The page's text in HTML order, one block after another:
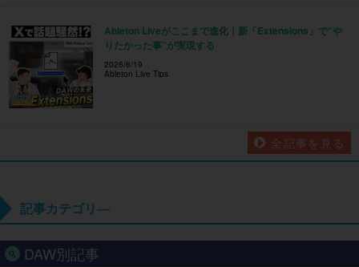
Ableton Liveがここまで進化｜新「Extensions」で“や
りたかった事”が実現する
2026/6/19
Ableton Live Tips
全記事を見る
記事カテゴリ―
DAW別記事